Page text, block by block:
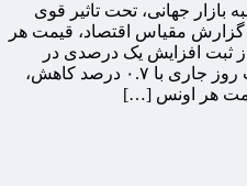
جهانی، تحت تاثیر قوی
مقیاس اقتصاد، قیمت هر
ثبت افزایش یک درصدی در
معاملات روز دوشنبه، در معاملات روز جاری با ۰.۷ درصد کاهش،